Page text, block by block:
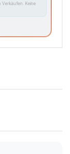
Verkäufen. Keine